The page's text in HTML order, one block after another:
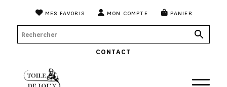
MES FAVORIS MON COMPTE PANIER
CONTACT